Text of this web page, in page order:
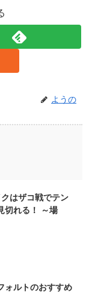
ようの
はザコ戦でテン
切れる！ ～場
ォルトのおすすめ